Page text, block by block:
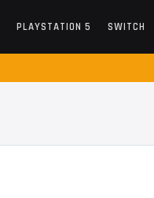
PLAYSTATION 5 SWITCH